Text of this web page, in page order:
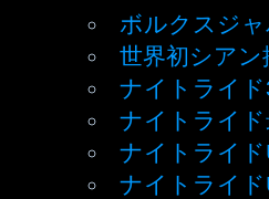
ボルクスジ
世界初シア
ナイトライ
ナイトライ
ナイトライ
ナイトライ